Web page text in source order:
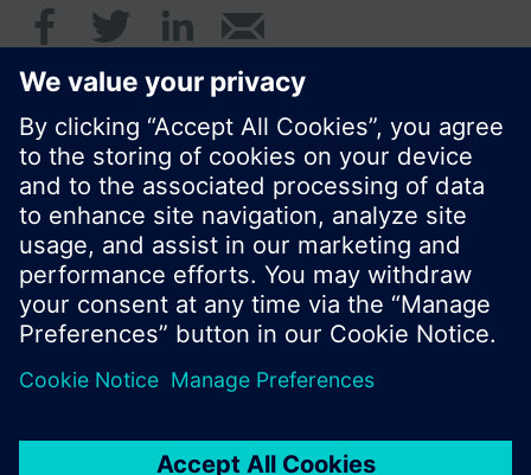
© Siemens AB, Building Technologies Division,
CPS - 2017
Produktportfölj och priser kan variera mellan
Användarvillkor